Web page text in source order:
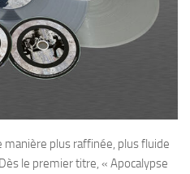
manière plus raffinée, plus fluide
le premier titre, « Apocalypse